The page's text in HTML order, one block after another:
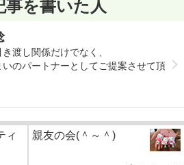
事を書いた人
渡し関係だけでなく、
いのパートナーとしてご提案させて頂
ィ
親友の会(＾～＾)